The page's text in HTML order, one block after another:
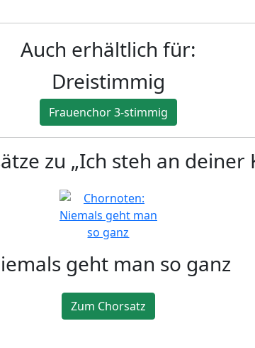
Auch erhältlich für:
Dreistimmig
Frauenchor 3-stimmig
zu „Ich steh an deiner
geht man so ganz
Zum Chorsatz